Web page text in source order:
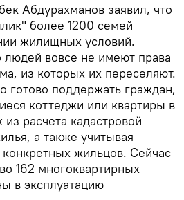
Абдурахманов заявил, что
более 1200 семей
жилищных условий.
вовсе не имеют права
из которых их переселяют.
готово поддержать граждан,
коттеджи или квартиры в
расчета кадастровой
а также учитывая
жильцов. Сейчас
162 многоквартирных
в эксплуатацию